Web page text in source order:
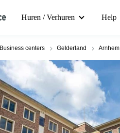
Huren / Verhuren Help
Business centers Gelderland Arnhem